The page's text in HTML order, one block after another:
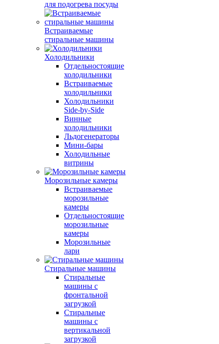
для подогрева посуды
Встраиваемые
стиральные машины
Холодильники
Отдельностоящие
холодильники
Встраиваемые
холодильники
Холодильники
Side-by-Side
Винные
холодильники
Льдогенераторы
Мини-бары
Холодильные
витрины
Морозильные камеры
Встраиваемые
морозильные
камеры
Отдельностоящие
морозильные
камеры
Морозильные
лари
Стиральные машины
Стиральные
машины с
фронтальной
загрузкой
Стиральные
машины с
вертикальной
загрузкой